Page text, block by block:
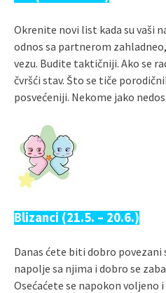
Okrenite novi list kada su vaši
odnos sa partnerom
vezu. Budite taktičniji. Ako se
čvršći stav. Što se tiče
posvećeniji. Nekome jako
Blizanci (21.5. – 20.6.)
Danas ćete biti dobro
napolje sa njima i dobro se
Osećaćete se napokon voljeno